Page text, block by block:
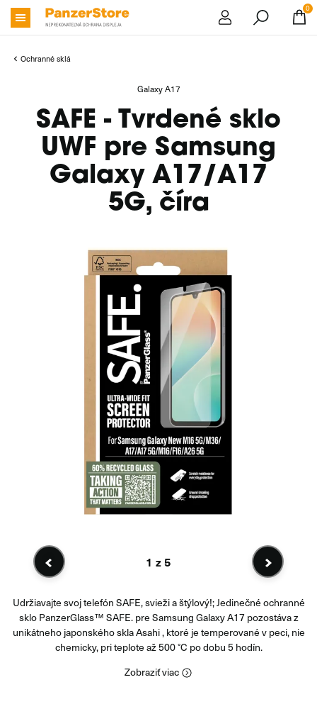
0
Ochranné sklá
Galaxy A17
SAFE - Tvrdené sklo
UWF pre Samsung
Galaxy A17/A17
5G, číra
1 z 5
Udržiavajte svoj telefón SAFE, svieži a štýlový!; Jedinečné ochranné
sklo PanzerGlass™ SAFE. pre Samsung Galaxy A17 pozostáva z
unikátneho japonského skla Asahi , ktoré je temperované v peci, nie
chemicky, pri teplote až 500 °C po dobu 5 hodín.
Zobraziť viac